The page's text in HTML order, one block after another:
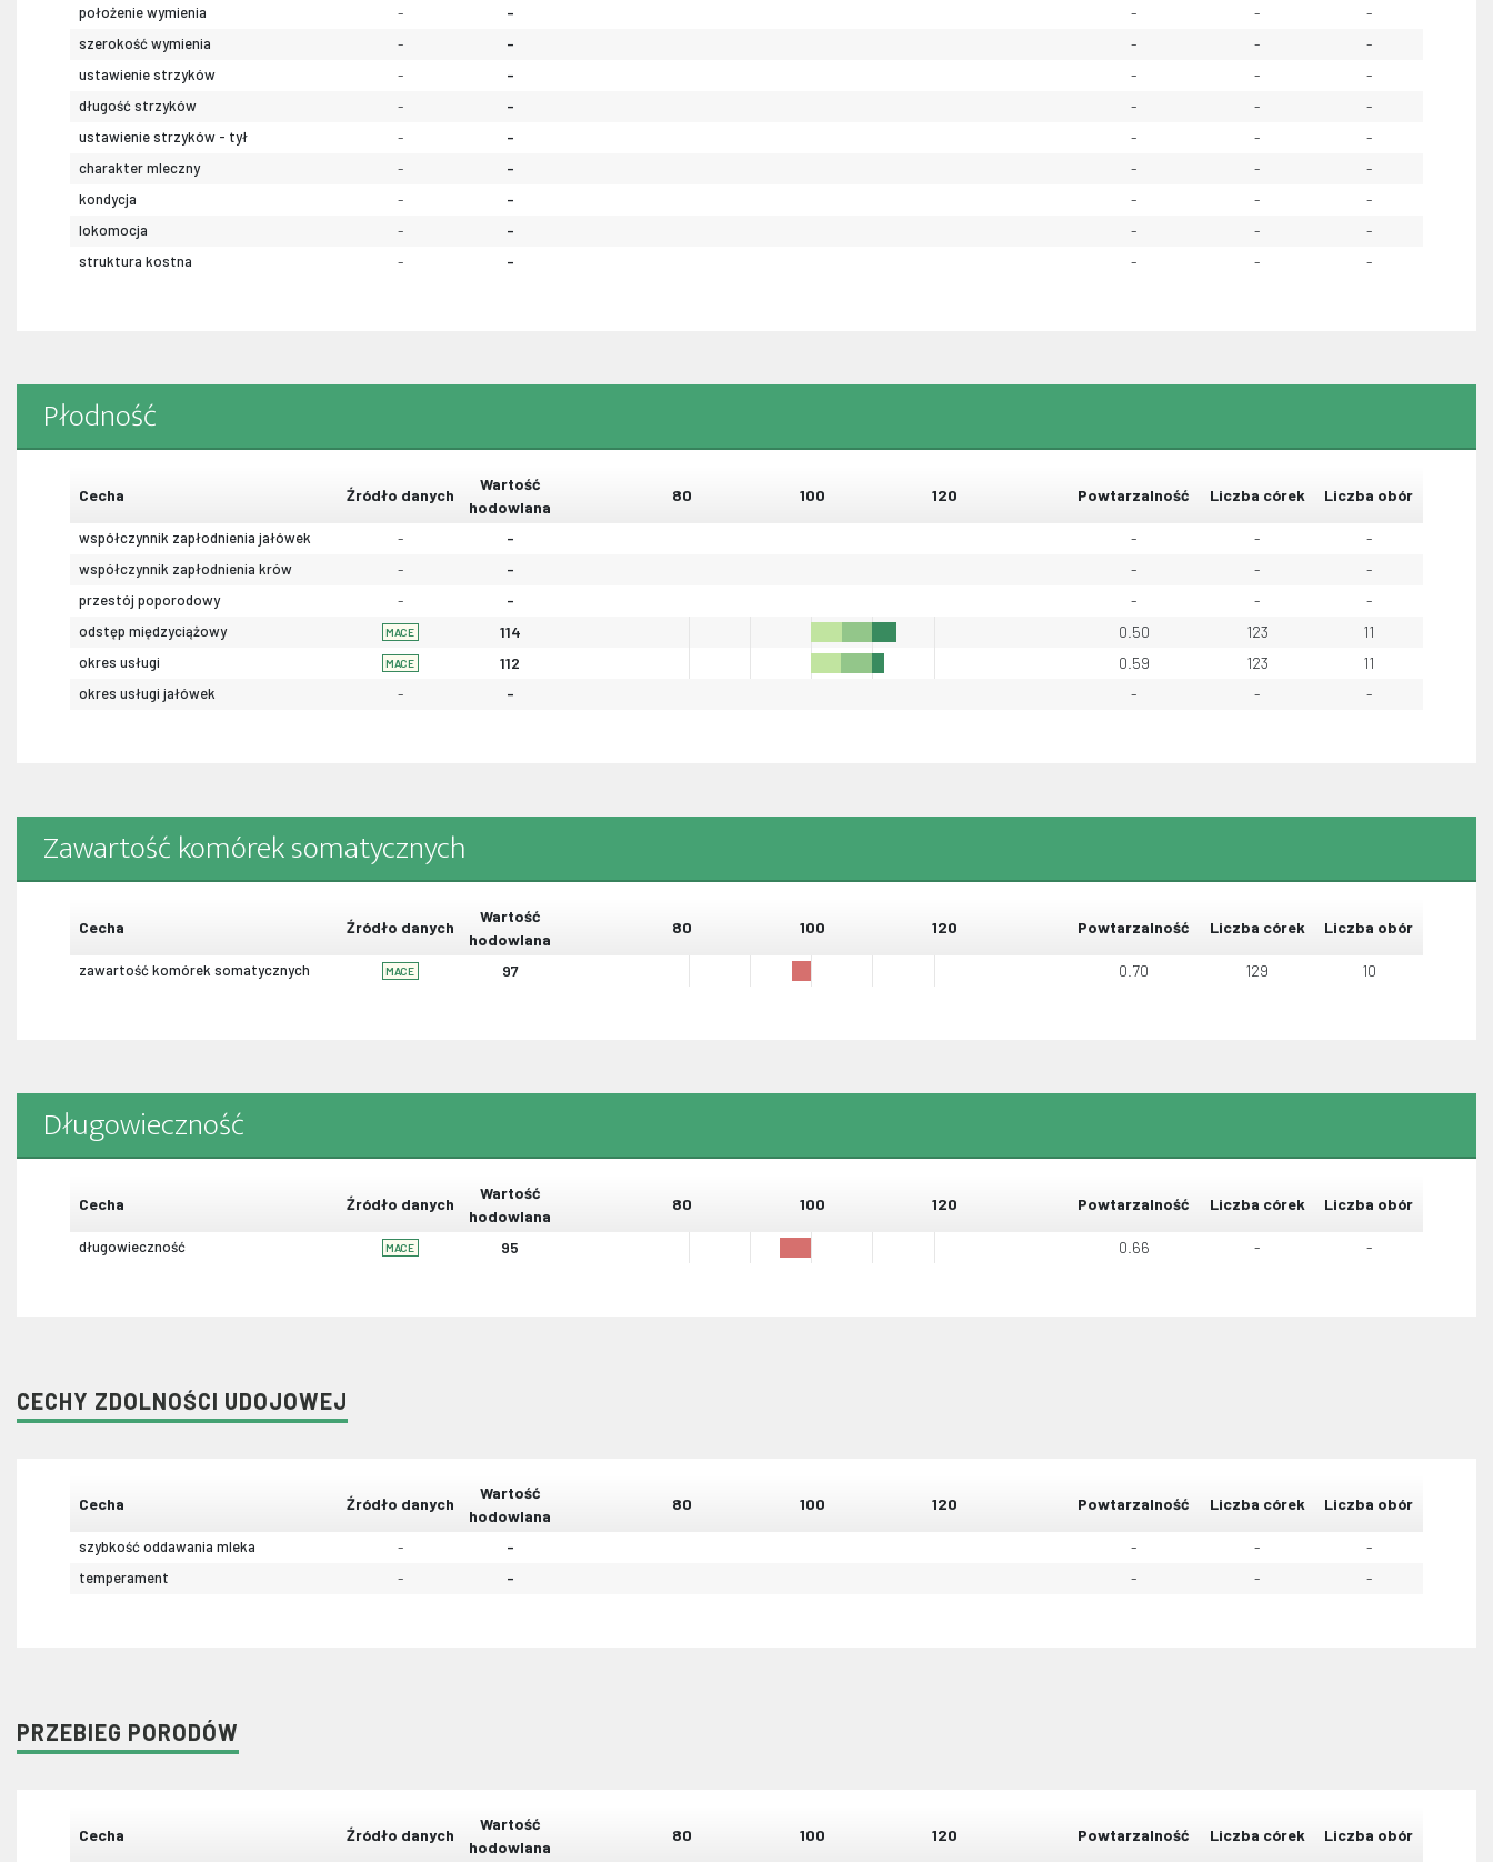
położenie wymienia - - - - -
szerokość wymienia - - - - -
ustawienie strzyków - - - - -
długość strzyków - - - - -
ustawienie strzyków - tył - - - - -
charakter mleczny - - - - -
kondycja - - - - -
lokomocja - - - - -
struktura kostna - - - - -
Płodność
Cecha Źródło danych
Wartość
hodowlana
80 100 120 Powtarzalność Liczba córek Liczba obór
współczynnik zapłodnienia jałówek - - - - -
współczynnik zapłodnienia krów - - - - -
przestój poporodowy - - - - -
odstęp międzyciążowy MACE 114 0.50 123 11
okres usługi MACE 112 0.59 123 11
okres usługi jałówek - - - - -
Zawartość komórek somatycznych
Cecha Źródło danych
Wartość
hodowlana
80 100 120 Powtarzalność Liczba córek Liczba obór
zawartość komórek somatycznych MACE 97 0.70 129 10
Długowieczność
Cecha Źródło danych
Wartość
hodowlana
80 100 120 Powtarzalność Liczba córek Liczba obór
długowieczność MACE 95 0.66 - -
CECHY ZDOLNOŚCI UDOJOWEJ
Cecha Źródło danych
Wartość
hodowlana
80 100 120 Powtarzalność Liczba córek Liczba obór
szybkość oddawania mleka - - - - -
temperament - - - - -
PRZEBIEG PORODÓW
Cecha Źródło danych
Wartość
hodowlana
80 100 120 Powtarzalność Liczba córek Liczba obór